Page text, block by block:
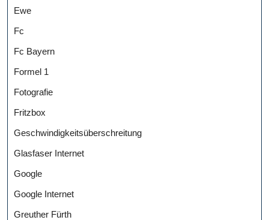
Ewe
Fc
Fc Bayern
Formel 1
Fotografie
Fritzbox
Geschwindigkeitsüberschreitung
Glasfaser Internet
Google
Google Internet
Greuther Fürth